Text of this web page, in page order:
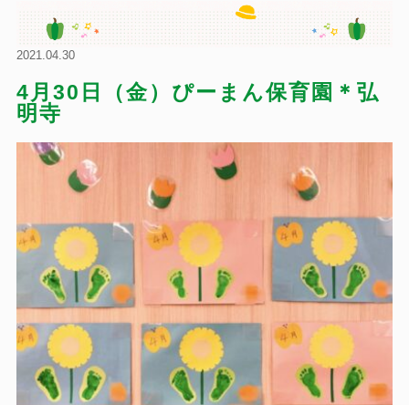
2021.04.30
4月30日（金）ぴーまん保育園＊弘
明寺